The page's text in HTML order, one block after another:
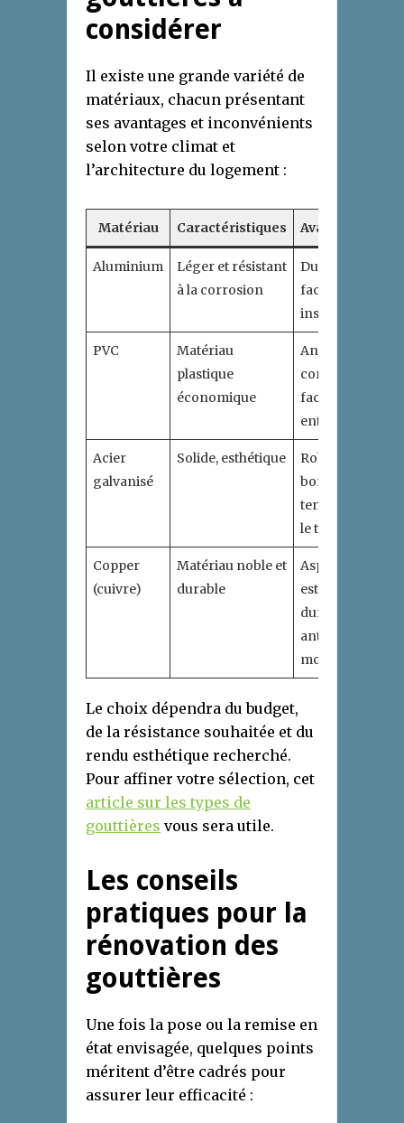
considérer
Il existe une grande variété de
matériaux, chacun présentant
ses avantages et inconvénients
selon votre climat et
l’architecture du logement :
Matériau Caractéristiques Avantages
Aluminium
Léger et résistant
à la corrosion
Durable,
facile à
installer
PVC
Matériau
plastique
économique
Anti-
corrosion,
facile à
entretenir
Acier
galvanisé
Solide, esthétique
Robuste,
bonne
tenue dans
le temps
Copper
(cuivre)
Matériau noble et
durable
Aspect
esthétique
durable,
anti-
mousse
Le choix dépendra du budget,
de la résistance souhaitée et du
rendu esthétique recherché.
Pour affiner votre sélection, cet
article sur les types de
gouttières vous sera utile.
Les conseils
pratiques pour la
rénovation des
gouttières
Une fois la pose ou la remise en
état envisagée, quelques points
méritent d’être cadrés pour
assurer leur efficacité :